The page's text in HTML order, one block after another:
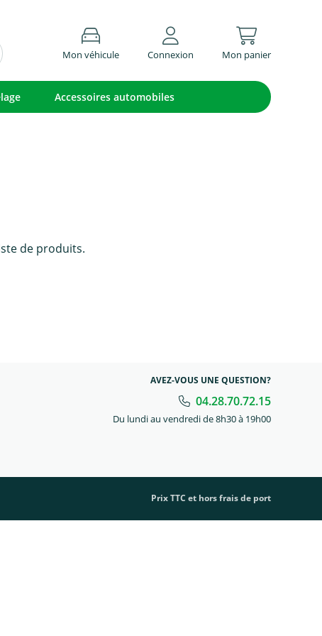
Mon véhicule Connexion Mon panier
Accessoires automobiles
de produits.
AVEZ-VOUS UNE QUESTION?
04.28.70.72.15
Du lundi au vendredi de 8h30 à 19h00
Prix TTC et hors frais de port